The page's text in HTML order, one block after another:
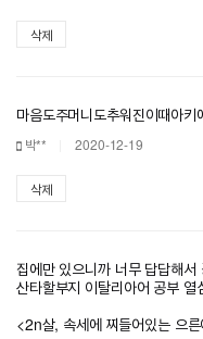
삭제
마음도주머니도추워진이때아
박** 2020-12-19
삭제
집에만 있으니까 너무 답답해
산타할부지 이탈리아어 공부
<2n살, 속세에 찌들어있는 으